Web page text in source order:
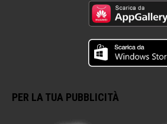
PER LA TUA PUBBLICITÀ